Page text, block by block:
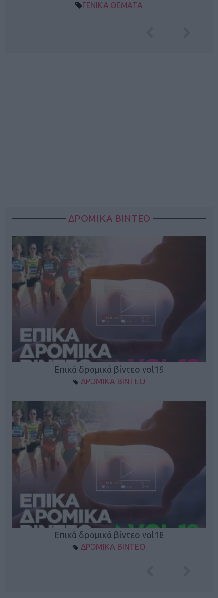
ΓΕΝΙΚΑ ΘΕΜΑΤΑ
ΔΡΟΜΙΚΑ ΒΙΝΤΕΟ
Επικά δρομικά βίντεο vol19
ΔΡΟΜΙΚΑ ΒΙΝΤΕΟ
Επικά δρομικά βίντεο vol18
ΔΡΟΜΙΚΑ ΒΙΝΤΕΟ